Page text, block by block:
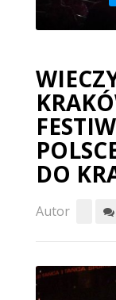
DO
Autor